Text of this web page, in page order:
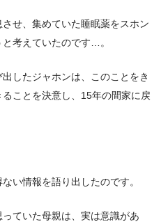
せ、集めていた睡眠薬をスホン
考えていたのです…。
したジャホンは、このことをき
ことを決意し、15年の間家に戻
い情報を語り出したのです。
ていた母親は、実は意識があ